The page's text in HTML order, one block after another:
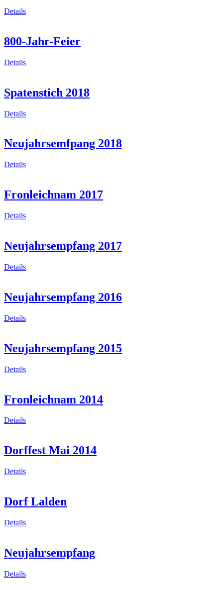
Details
800-Jahr-Feier
Details
Spatenstich 2018
Details
Neujahrsemfpang 2018
Details
Fronleichnam 2017
Details
Neujahrsempfang 2017
Details
Neujahrsempfang 2016
Details
Neujahrsempfang 2015
Details
Fronleichnam 2014
Details
Dorffest Mai 2014
Details
Dorf Lalden
Details
Neujahrsempfang
Details